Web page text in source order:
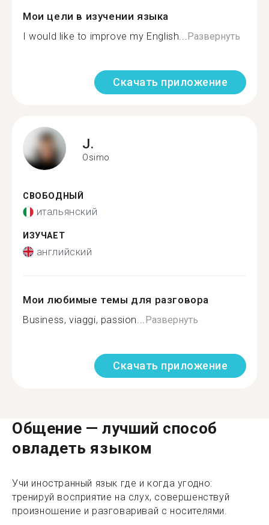
Мои цели в изучении языка
I would like to improve my English... Развернуть
Скачать приложение
J.
Osimo
СВОБОДНЫЙ
итальянский
ИЗУЧАЕТ
английский
Мои любимые темы для разговора
Business, viaggi, passion... Развернуть
Скачать приложение
Общение — лучший способ
овладеть языком
Учи иностранный язык где и когда угодно:
тренируй восприятие на слух, совершенствуй
произношение и разговаривай с носителями.